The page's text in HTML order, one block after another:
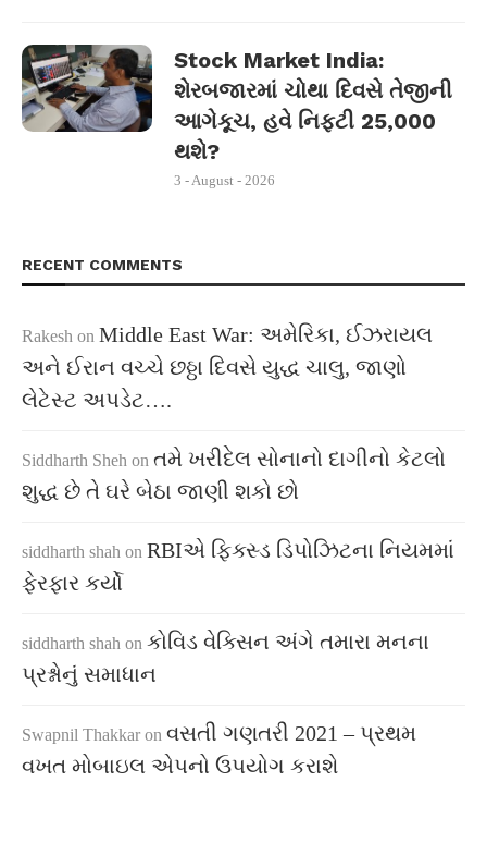
Stock Market India:
શેરબજારમાં ચોથા દિવસે તેજીની
આગેકૂચ, હવે નિફ્ટી 25,000
થશે?
3 - August - 2026
RECENT COMMENTS
Rakesh on Middle East War: અમેરિકા, ઈઝરાયલ
અને ઈરાન વચ્ચે છઠ્ઠા દિવસે યુદ્ધ ચાલુ, જાણો
લેટેસ્ટ અપડેટ….
Siddharth Sheh on તમે ખરીદેલ સોનાનો દાગીનો કેટલો
શુદ્ધ છે તે ઘરે બેઠા જાણી શકો છો
siddharth shah on RBIએ ફિક્સ્ડ ડિપોઝિટના નિયમમાં
ફેરફાર કર્યો
siddharth shah on કોવિડ વેક્સિન અંગે તમારા મનના
પ્રશ્નોનું સમાધાન
Swapnil Thakkar on વસતી ગણતરી 2021 – પ્રથમ
વખત મોબાઇલ એપનો ઉપયોગ કરાશે